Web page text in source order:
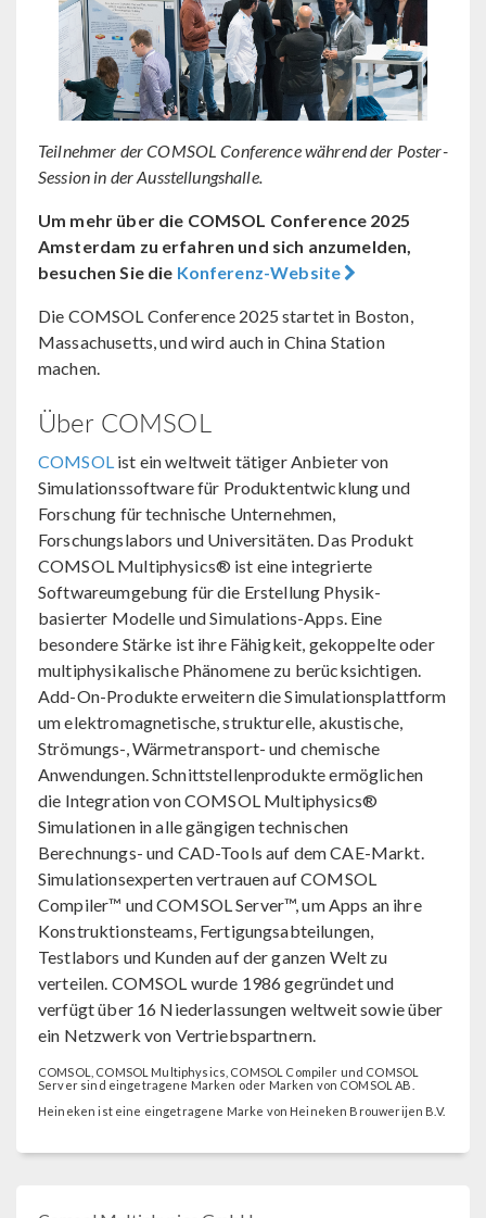
Teilnehmer der COMSOL Conference während der Poster-
Session in der Ausstellungshalle.
Um mehr über die COMSOL Conference 2025
Amsterdam zu erfahren und sich anzumelden,
besuchen Sie die Konferenz-Website
Die COMSOL Conference 2025 startet in Boston,
Massachusetts, und wird auch in China Station
machen.
Über COMSOL
COMSOL ist ein weltweit tätiger Anbieter von
Simulationssoftware für Produktentwicklung und
Forschung für technische Unternehmen,
Forschungslabors und Universitäten. Das Produkt
COMSOL Multiphysics® ist eine integrierte
Softwareumgebung für die Erstellung Physik-
basierter Modelle und Simulations-Apps. Eine
besondere Stärke ist ihre Fähigkeit, gekoppelte oder
multiphysikalische Phänomene zu berücksichtigen.
Add-On-Produkte erweitern die Simulationsplattform
um elektromagnetische, strukturelle, akustische,
Strömungs-, Wärmetransport- und chemische
Anwendungen. Schnittstellenprodukte ermöglichen
die Integration von COMSOL Multiphysics®
Simulationen in alle gängigen technischen
Berechnungs- und CAD-Tools auf dem CAE-Markt.
Simulationsexperten vertrauen auf COMSOL
Compiler™ und COMSOL Server™, um Apps an ihre
Konstruktionsteams, Fertigungsabteilungen,
Testlabors und Kunden auf der ganzen Welt zu
verteilen. COMSOL wurde 1986 gegründet und
verfügt über 16 Niederlassungen weltweit sowie über
ein Netzwerk von Vertriebspartnern.
COMSOL, COMSOL Multiphysics, COMSOL Compiler und COMSOL
Server sind eingetragene Marken oder Marken von COMSOL AB.
Heineken ist eine eingetragene Marke von Heineken Brouwerijen B.V.